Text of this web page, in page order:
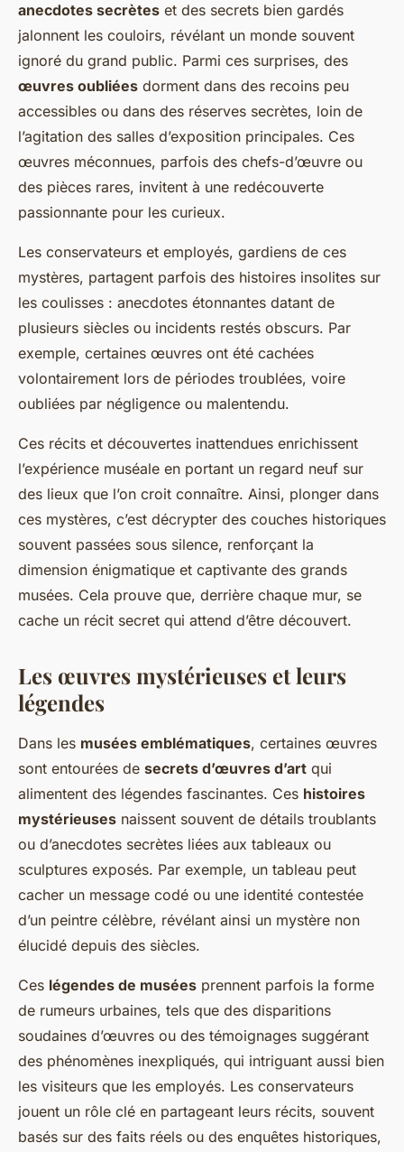
anecdotes secrètes et des secrets bien gardés
jalonnent les couloirs, révélant un monde souvent
ignoré du grand public. Parmi ces surprises, des
œuvres oubliées dorment dans des recoins peu
accessibles ou dans des réserves secrètes, loin de
l’agitation des salles d’exposition principales. Ces
œuvres méconnues, parfois des chefs-d’œuvre ou
des pièces rares, invitent à une redécouverte
passionnante pour les curieux.
Les conservateurs et employés, gardiens de ces
mystères, partagent parfois des histoires insolites sur
les coulisses : anecdotes étonnantes datant de
plusieurs siècles ou incidents restés obscurs. Par
exemple, certaines œuvres ont été cachées
volontairement lors de périodes troublées, voire
oubliées par négligence ou malentendu.
Ces récits et découvertes inattendues enrichissent
l’expérience muséale en portant un regard neuf sur
des lieux que l’on croit connaître. Ainsi, plonger dans
ces mystères, c’est décrypter des couches historiques
souvent passées sous silence, renforçant la
dimension énigmatique et captivante des grands
musées. Cela prouve que, derrière chaque mur, se
cache un récit secret qui attend d’être découvert.
Les œuvres mystérieuses et leurs
légendes
Dans les musées emblématiques, certaines œuvres
sont entourées de secrets d’œuvres d’art qui
alimentent des légendes fascinantes. Ces histoires
mystérieuses naissent souvent de détails troublants
ou d’anecdotes secrètes liées aux tableaux ou
sculptures exposés. Par exemple, un tableau peut
cacher un message codé ou une identité contestée
d’un peintre célèbre, révélant ainsi un mystère non
élucidé depuis des siècles.
Ces légendes de musées prennent parfois la forme
de rumeurs urbaines, tels que des disparitions
soudaines d’œuvres ou des témoignages suggérant
des phénomènes inexpliqués, qui intriguant aussi bien
les visiteurs que les employés. Les conservateurs
jouent un rôle clé en partageant leurs récits, souvent
basés sur des faits réels ou des enquêtes historiques,